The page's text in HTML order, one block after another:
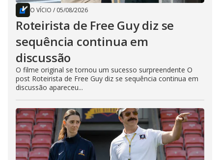
O VÍCIO / 05/08/2026
Roteirista de Free Guy diz se
sequência continua em
discussão
O filme original se tornou um sucesso surpreendente O
post Roteirista de Free Guy diz se sequência continua em
discussão apareceu...